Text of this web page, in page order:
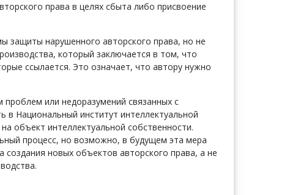
права в целях сбыта либо присвоение
защиты нарушенного авторского права, но не
который заключается в том, что
ссылается. Это означает, что автору нужно
или недоразумений связанных с
Национальный институт интеллектуальной
объект интеллектуальной собственности.
процесс, но возможно, в будущем эта мера
новых объектов авторского права, а не